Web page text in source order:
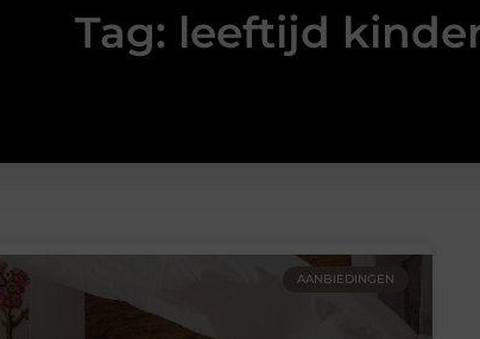
Tag: leeftijd
AANBIEDINGEN